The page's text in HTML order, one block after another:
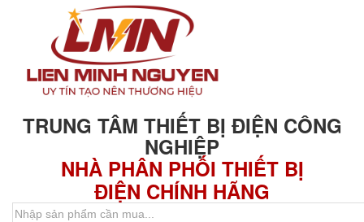
TRUNG TÂM THIẾT BỊ ĐIỆN CÔNG
NGHIỆP
NHÀ PHÂN PHỐI THIẾT BỊ
ĐIỆN CHÍNH HÃNG